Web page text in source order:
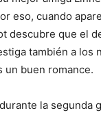
eso, cuando
descubre que el
también a
un buen romance.
la segunda